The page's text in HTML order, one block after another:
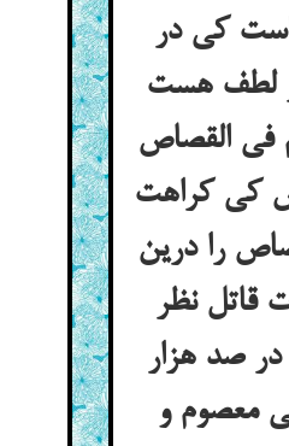
کی در
لطف هست
فی القصاص
کی کراهت
را درین
قاتل نظر
صد هزار
معصوم و